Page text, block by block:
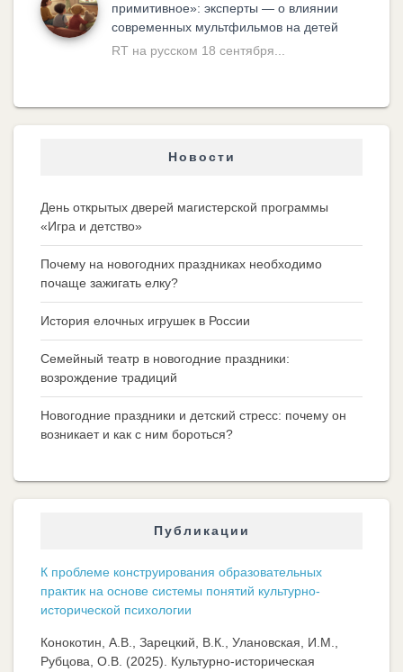
примитивное»: эксперты — о влиянии
современных мультфильмов на детей
RT на русском 18 сентября...
Новости
День открытых дверей магистерской программы
«Игра и детство»
Почему на новогодних праздниках необходимо
почаще зажигать елку?
История елочных игрушек в России
Семейный театр в новогодние праздники:
возрождение традиций
Новогодние праздники и детский стресс: почему он
возникает и как с ним бороться?
Публикации
К проблеме конструирования образовательных
практик на основе системы понятий культурно-
исторической психологии
Конокотин, А.В., Зарецкий, В.К., Улановская, И.М.,
Рубцова, О.В. (2025). Культурно-историческая